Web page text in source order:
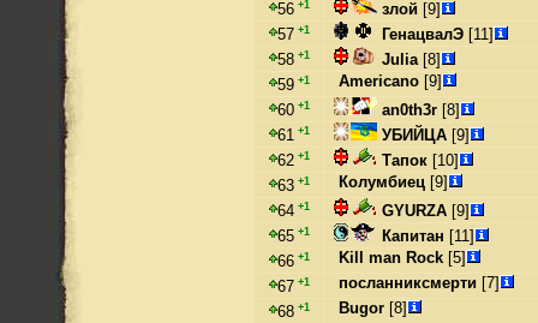
56 +1 злой [9]
57 +1 ГенацвалЭ [11]
58 +1 Julia[8]
59 +1 Americano [9]
60 +1 an0th3r [8]
61 +1 УБИЙЦА [9]
62 +1 Тапок [10]
63 +1 Колумбиец [9]
64 +1 GYURZA [9]
65 +1 Капитан [11]
66 +1 Kill man Rock [5]
67 +1 посланниксмерти [7]
68 +1 Bugor [8]